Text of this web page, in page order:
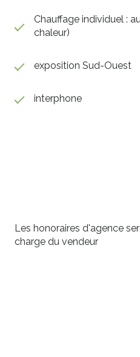
Chauffage individuel :
chaleur)
exposition Sud-Ouest
interphone
Les honoraires d'agence
charge du vendeur